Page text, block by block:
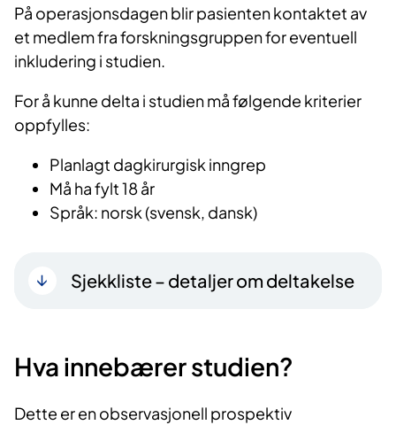
På operasjonsdagen blir pasienten kontaktet av
et medlem fra forskningsgruppen for eventuell
inkludering i studien.
For å kunne delta i studien må følgende kriterier
oppfylles:
Planlagt dagkirurgisk inngrep
Må ha fylt 18 år
Språk: norsk (svensk, dansk)
Sjekkliste – detaljer om deltakelse
Hva innebærer studien?
Dette er en observasjonell prospektiv